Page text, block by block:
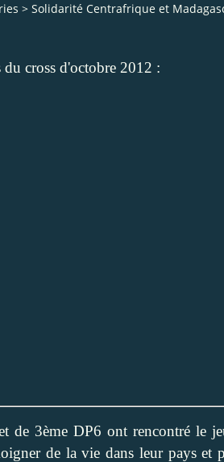
> Solidarité Centrafrique et
du cross d'octobre 2012 :
de 3ème DP6 ont rencontré le
de la vie dans leur pays et